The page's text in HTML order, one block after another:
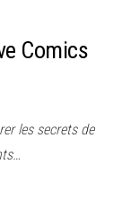
Comics
les secrets de